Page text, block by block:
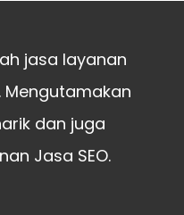
jasa layanan
dan juga
Jasa SEO.